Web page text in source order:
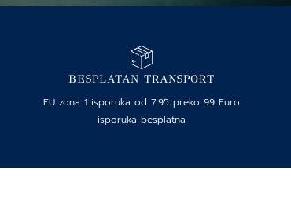
BESPLATAN TRANSPORT
EU zona 1 isporuka od 7.95 preko 99 Euro
isporuka besplatna